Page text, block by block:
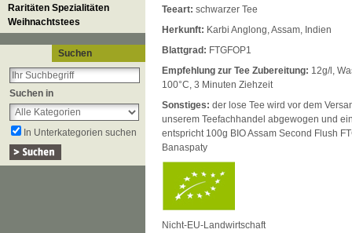
Raritäten Spezialitäten
Weihnachtstees
Suchen
Suchen in
In Unterkategorien suchen
Teeart: schwarzer Tee
Herkunft: Karbi Anglong, Assam, Indien
Blattgrad: FTGFOP1
Empfehlung zur Tee Zubereitung: 12g/l,
100°C, 3 Minuten Ziehzeit
Sonstiges: der lose Tee wird vor dem
unserem Teefachhandel abgewogen und
entspricht 100g BIO Assam Second Flush
Banaspaty
Nicht-EU-Landwirtschaft